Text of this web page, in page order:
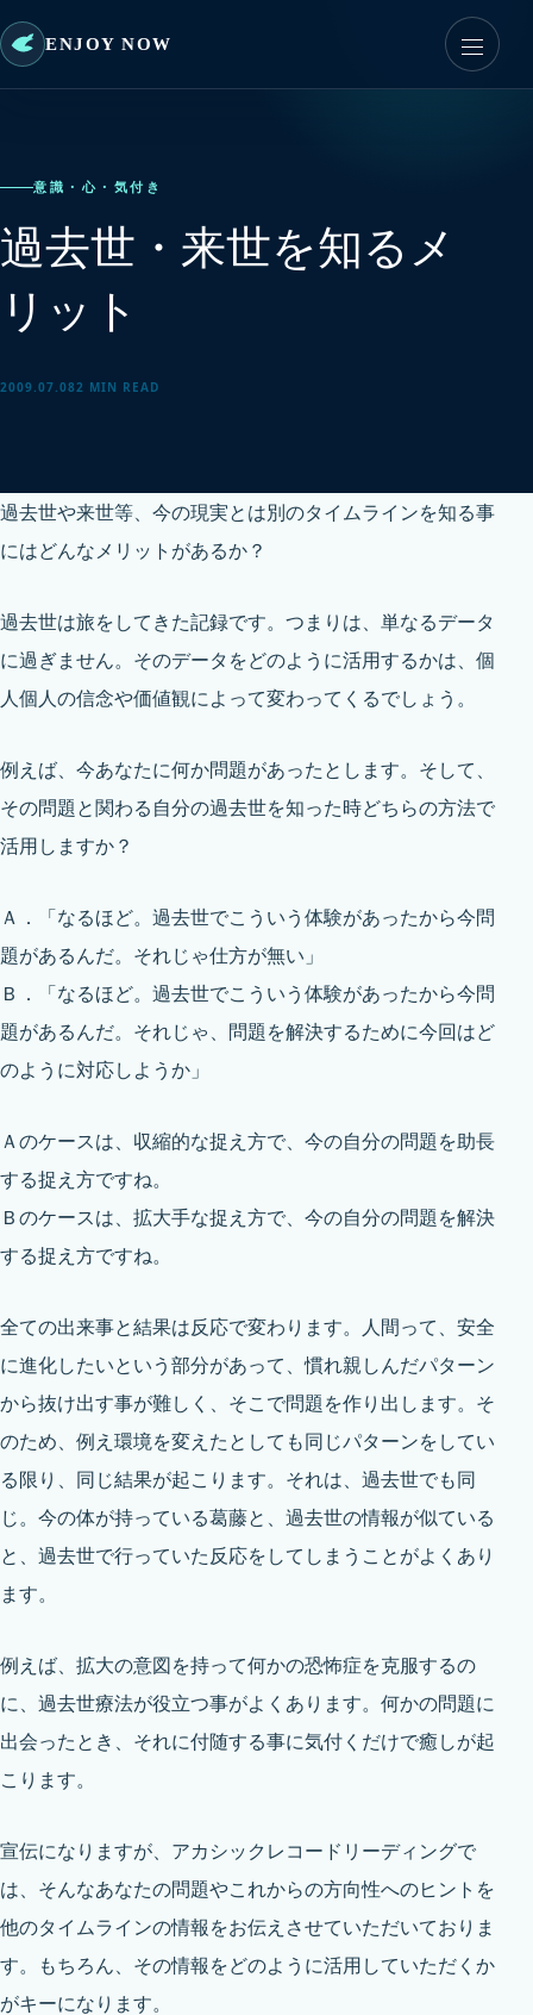
ENJOY NOW
意識・心・気付き
過去世・来世を知るメ
リット
2009.07.082 MIN READ
過去世や来世等、今の現実とは別のタイムラインを知る事
にはどんなメリットがあるか？
過去世は旅をしてきた記録です。つまりは、単なるデータ
に過ぎません。そのデータをどのように活用するかは、個
人個人の信念や価値観によって変わってくるでしょう。
例えば、今あなたに何か問題があったとします。そして、
その問題と関わる自分の過去世を知った時どちらの方法で
活用しますか？
Ａ．「なるほど。過去世でこういう体験があったから今問
題があるんだ。それじゃ仕方が無い」
Ｂ．「なるほど。過去世でこういう体験があったから今問
題があるんだ。それじゃ、問題を解決するために今回はど
のように対応しようか」
Ａのケースは、収縮的な捉え方で、今の自分の問題を助長
する捉え方ですね。
Ｂのケースは、拡大手な捉え方で、今の自分の問題を解決
する捉え方ですね。
全ての出来事と結果は反応で変わります。人間って、安全
に進化したいという部分があって、慣れ親しんだパターン
から抜け出す事が難しく、そこで問題を作り出します。そ
のため、例え環境を変えたとしても同じパターンをしてい
る限り、同じ結果が起こります。それは、過去世でも同
じ。今の体が持っている葛藤と、過去世の情報が似ている
と、過去世で行っていた反応をしてしまうことがよくあり
ます。
例えば、拡大の意図を持って何かの恐怖症を克服するの
に、過去世療法が役立つ事がよくあります。何かの問題に
出会ったとき、それに付随する事に気付くだけで癒しが起
こります。
宣伝になりますが、 アカシックレコードリーディングで
は、そんなあなたの問題やこれからの方向性へのヒントを
他のタイムラインの情報をお伝えさせていただいておりま
す。もちろん、その情報をどのように活用していただくか
がキーになります。